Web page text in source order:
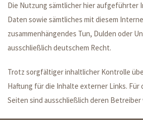
Die Nutzung sämtlicher hier aufgeführter
Daten sowie sämtliches mit diesem
zusammenhängendes Tun, Dulden oder
ausschließlich deutschem Recht.
Trotz sorgfältiger inhaltlicher Kontrolle
Haftung für die Inhalte externer Links. Für
Seiten sind ausschließlich deren